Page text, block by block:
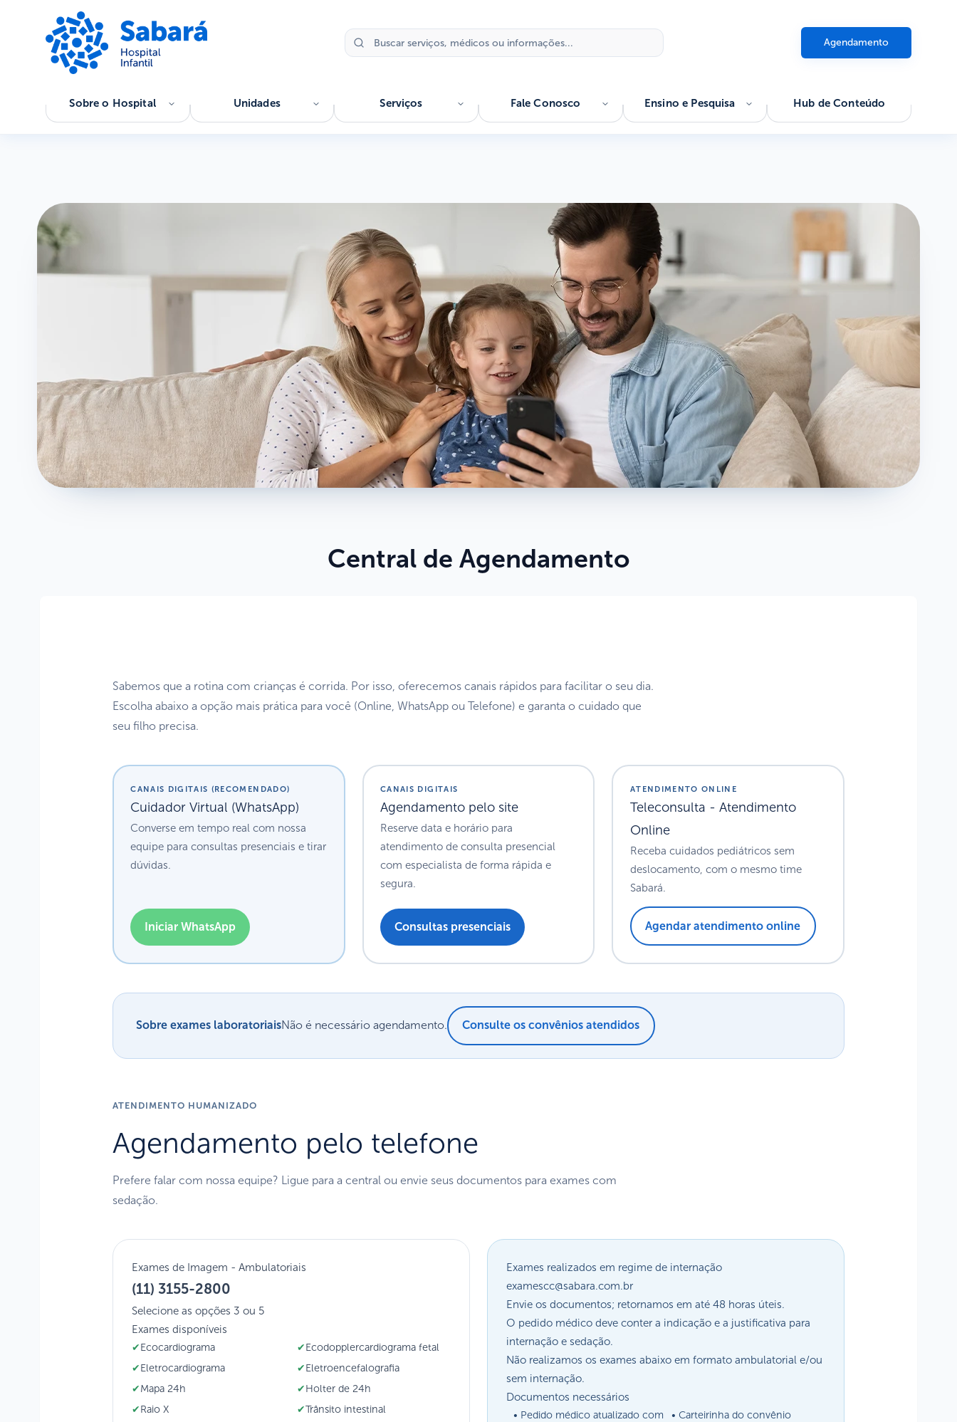
Agendamento
Sobre o Hospital Unidades Serviços Fale Conosco Ensino e Pesquisa Hub de Conteúdo
Central de Agendamento
Sabemos que a rotina com crianças é corrida. Por isso, oferecemos canais rápidos para facilitar o seu dia.
Escolha abaixo a opção mais prática para você (Online, WhatsApp ou Telefone) e garanta o cuidado que
seu filho precisa.
CANAIS DIGITAIS (RECOMENDADO)
Cuidador Virtual (WhatsApp)
Converse em tempo real com nossa
equipe para consultas presenciais e tirar
dúvidas.
Iniciar WhatsApp
CANAIS DIGITAIS
Agendamento pelo site
Reserve data e horário para
atendimento de consulta presencial
com especialista de forma rápida e
segura.
Consultas presenciais
ATENDIMENTO ONLINE
Teleconsulta - Atendimento
Online
Receba cuidados pediátricos sem
deslocamento, com o mesmo time
Sabará.
Agendar atendimento online
Sobre exames laboratoriaisNão é necessário agendamento. Consulte os convênios atendidos
ATENDIMENTO HUMANIZADO
Agendamento pelo telefone
Prefere falar com nossa equipe? Ligue para a central ou envie seus documentos para exames com
sedação.
Exames de Imagem - Ambulatoriais
(11) 3155-2800
Selecione as opções 3 ou 5
Exames disponíveis
Ecocardiograma
Ecodopplercardiograma fetal
Eletrocardiograma
Eletroencefalografia
Mapa 24h
Holter de 24h
Raio X
Trânsito intestinal
Exames realizados em regime de internação
examescc@sabara.com.br
Envie os documentos; retornamos em até 48 horas úteis.
O pedido médico deve conter a indicação e a justificativa para
internação e sedação.
Não realizamos os exames abaixo em formato ambulatorial e/ou
sem internação.
Documentos necessários
Pedido médico atualizado com
Carteirinha do convênio